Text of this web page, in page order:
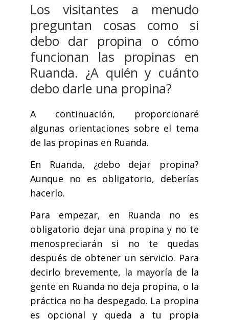
Los visitantes a menudo
preguntan cosas como si
debo dar propina o cómo
funcionan las propinas en
Ruanda. ¿A quién y cuánto
debo darle una propina?
A continuación, proporcionaré
algunas orientaciones sobre el tema
de las propinas en Ruanda.
En Ruanda, ¿debo dejar propina?
Aunque no es obligatorio, deberías
hacerlo.
Para empezar, en Ruanda no es
obligatorio dejar una propina y no te
menospreciarán si no te quedas
después de obtener un servicio. Para
decirlo brevemente, la mayoría de la
gente en Ruanda no deja propina, o la
práctica no ha despegado. La propina
es opcional y queda a tu propia